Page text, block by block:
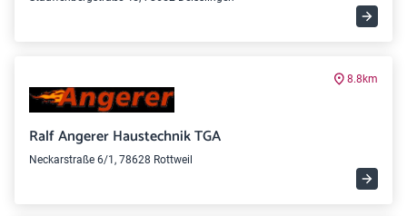
8.8km
Ralf Angerer Haustechnik TGA
Neckarstraße 6/1, 78628 Rottweil